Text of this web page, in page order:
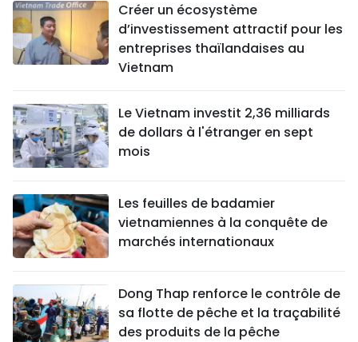
Créer un écosystème
d’investissement attractif pour les
entreprises thaïlandaises au
Vietnam
Le Vietnam investit 2,36 milliards
de dollars à l'étranger en sept
mois
Les feuilles de badamier
vietnamiennes à la conquête de
marchés internationaux
Dong Thap renforce le contrôle de
sa flotte de pêche et la traçabilité
des produits de la pêche